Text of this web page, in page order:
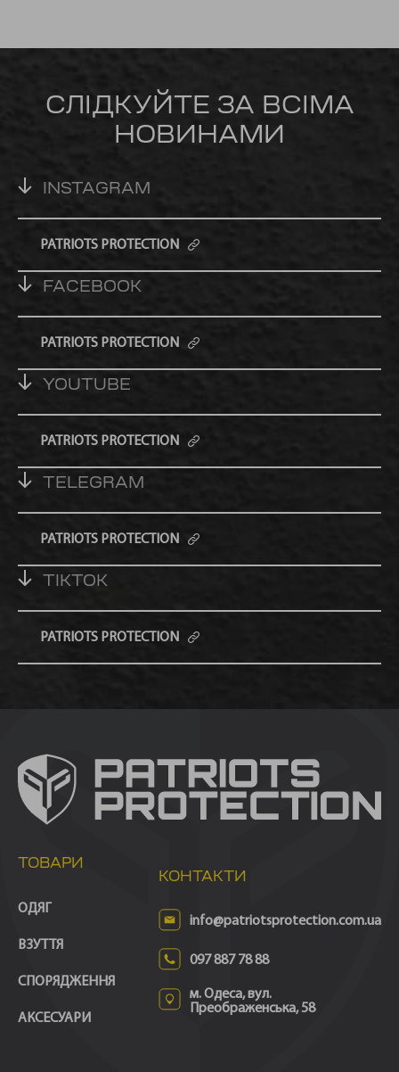
СЛІДКУЙТЕ ЗА ВСІМА
НОВИНАМИ
INSTAGRAM
PATRIOTS PROTECTION
FACEBOOK
PATRIOTS PROTECTION
YOUTUBE
PATRIOTS PROTECTION
TELEGRAM
PATRIOTS PROTECTION
TIKTOK
PATRIOTS PROTECTION
ТОВАРИ
ОДЯГ
ВЗУТТЯ
СПОРЯДЖЕННЯ
АКСЕСУАРИ
КОНТАКТИ
info@patriotsprotection.com.ua
097 887 78 88
м. Одеса, вул.
Преображенська, 58